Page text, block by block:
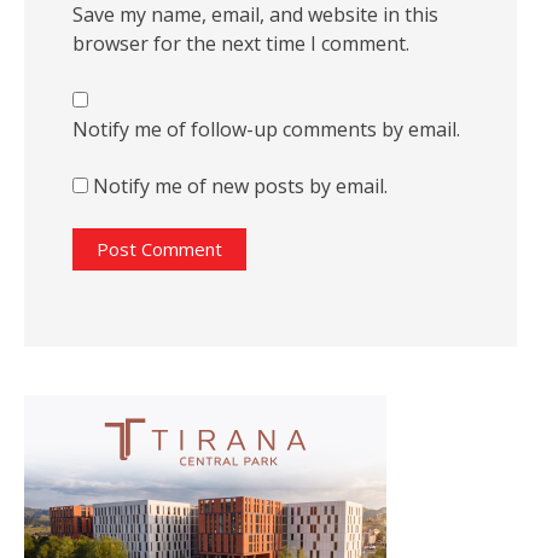
Save my name, email, and website in this
browser for the next time I comment.
Notify me of follow-up comments by email.
Notify me of new posts by email.